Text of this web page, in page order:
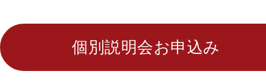
個別説明会お申込み